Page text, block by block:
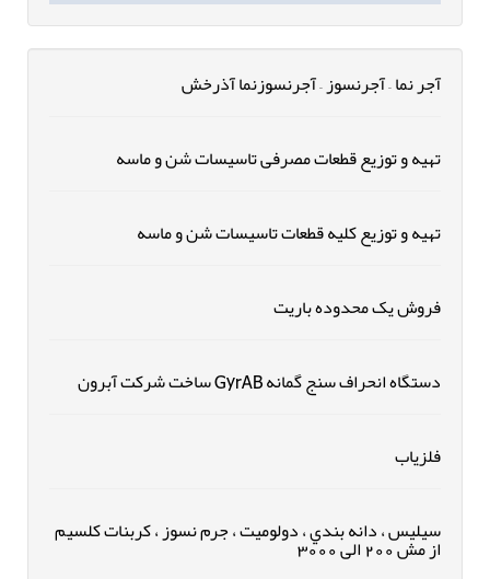
آجر نما – آجرنسوز – آجرنسوزنما آذرخش
تهیه و توزیع قطعات مصرفی تاسیسات شن و ماسه
تهیه و توزیع کلیه قطعات تاسیسات شن و ماسه
فروش يک محدوده باريت
دستگاه انحراف سنج گمانه GyrAB ساخت شرکت آبرون
فلزیاب
سيليس ، دانه بندي ، دولوميت ، جرم نسوز ، کربنات کلسیم
از مش 200 الی 3000